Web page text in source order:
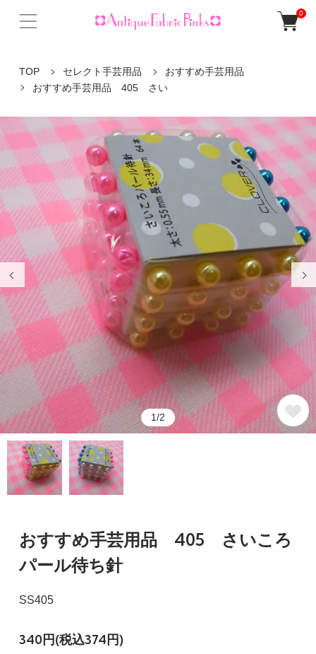
0
TOP セレクト手芸用品
おすすめ手芸用品
おすすめ手芸用品 405 さい
1/2
おすすめ手芸用品 405 さいころ
パール待ち針
SS405
340円(税込374円)